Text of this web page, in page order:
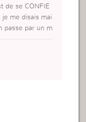
de se CONFIE
je me disais mai
passe par un m
en ta parole
et
si je crois
très important d